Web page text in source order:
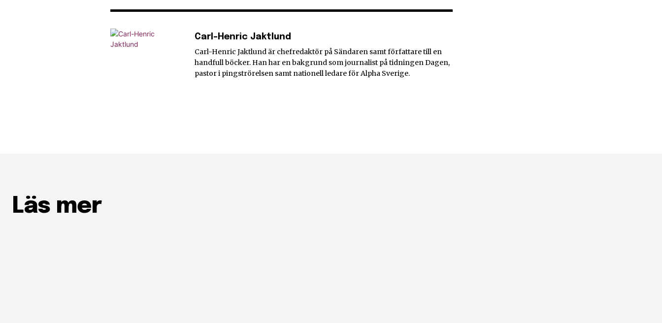
Carl-Henric Jaktlund
Carl-Henric Jaktlund är chefredaktör på Sändaren samt författare till en
handfull böcker. Han har en bakgrund som journalist på tidningen Dagen,
pastor i pingströrelsen samt nationell ledare för Alpha Sverige.
Läs mer